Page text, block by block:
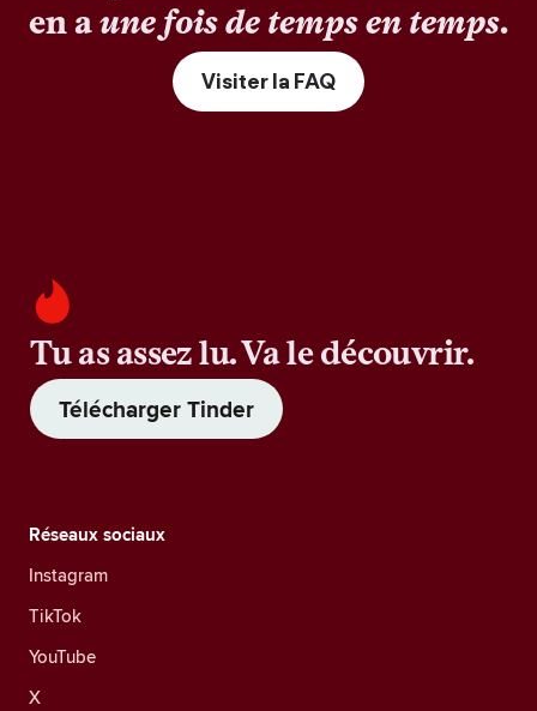
en aune fois de temps en temps.
Visiter la FAQ
Tu as assez lu. Va le découvrir.
Télécharger Tinder
Réseaux sociaux
Instagram
TikTok
YouTube
X